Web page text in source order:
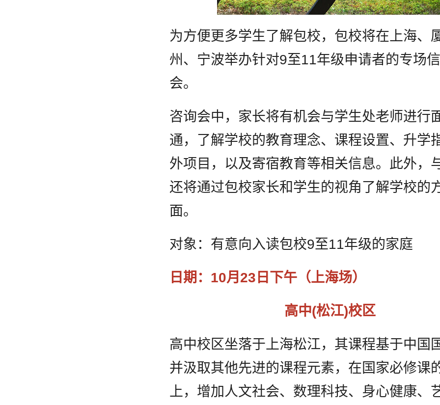
为方便更多学生了解包校，包校将在上海、
州、宁波举办针对9至11年级申请者的专场
会。
咨询会中，家长将有机会与学生处老师进行
通，了解学校的教育理念、课程设置、升学
外项目，以及寄宿教育等相关信息。此外，
还将通过包校家长和学生的视角了解学校的
面。
对象：有意向入读包校9至11年级的家庭
日期：10月23日下午（上海场）
高中(松江)校区
高中校区坐落于上海松江，其课程基于中国
并汲取其他先进的课程元素，在国家必修课
上，增加人文社会、数理科技、身心健康、